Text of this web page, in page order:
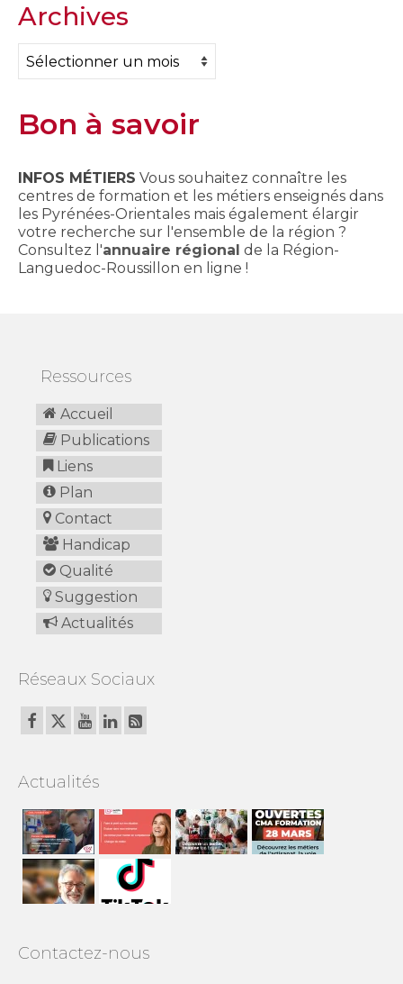
Archives
Archives
Bon à savoir
INFOS MÉTIERS Vous souhaitez connaître les
centres de formation et les métiers enseignés dans
les Pyrénées-Orientales mais également élargir
votre recherche sur l'ensemble de la région ?
Consultez l'annuaire régional de la Région-
Languedoc-Roussillon en ligne !
Ressources
Accueil
Publications
Liens
Plan
Contact
Handicap
Qualité
Suggestion
Actualités
Réseaux Sociaux
Actualités
Contactez-nous